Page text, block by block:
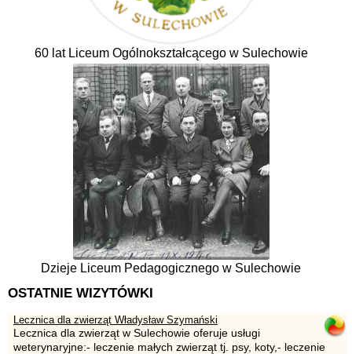
60 lat Liceum Ogólnokształcącego w Sulechowie
Dzieje Liceum Pedagogicznego w Sulechowie
OSTATNIE WIZYTÓWKI
Lecznica dla zwierząt Władysław Szymański
Lecznica dla zwierząt w Sulechowie oferuje usługi
weterynaryjne:- leczenie małych zwierząt tj. psy, koty,- leczenie